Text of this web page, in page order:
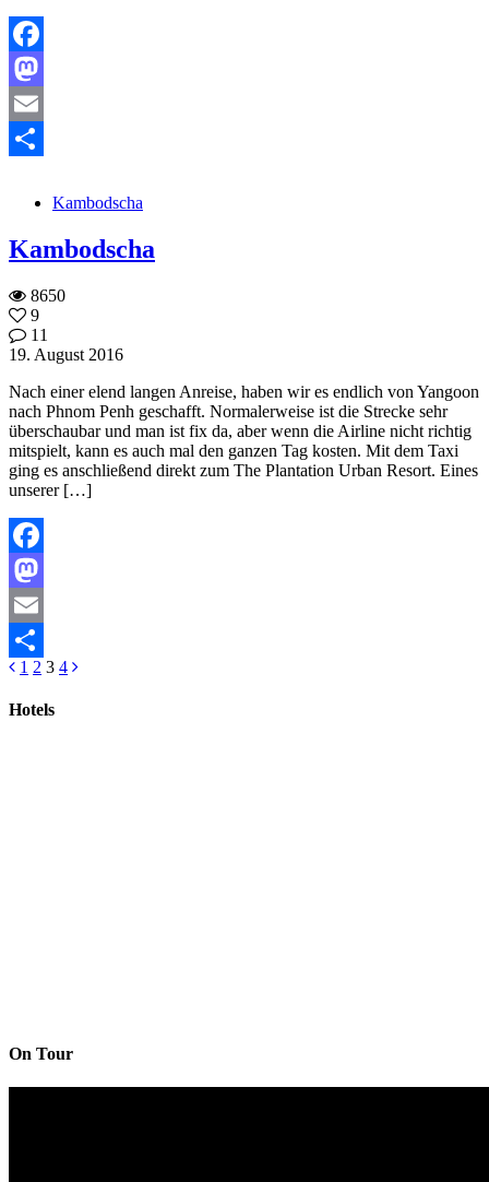
Facebook
Mastodon
Email
Kambodscha
Kambodscha
8650
9
11
19. August 2016
Nach einer elend langen Anreise, haben wir es endlich von Yangoon
nach Phnom Penh geschafft. Normalerweise ist die Strecke sehr
überschaubar und man ist fix da, aber wenn die Airline nicht richtig
mitspielt, kann es auch mal den ganzen Tag kosten. Mit dem Taxi
ging es anschließend direkt zum The Plantation Urban Resort. Eines
unserer […]
Facebook
Mastodon
Email
Teilen
1 2 3 4
Hotels
On Tour